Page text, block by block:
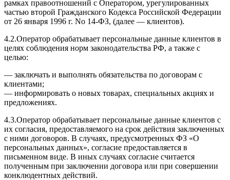
рамках правоотношений с Оператором, урегулированных
частью второй Гражданского Кодекса Российской Федерации
от 26 января 1996 г. No 14-ФЗ, (далее — клиентов).
4.2.Оператор обрабатывает персональные данные клиентов в
целях соблюдения норм законодательства РФ, а также с
целью:
— заключать и выполнять обязательства по договорам с
клиентами;
— информировать о новых товарах, специальных акциях и
предложениях.
4.3.Оператор обрабатывает персональные данные клиентов с
их согласия, предоставляемого на срок действия заключенных
с ними договоров. В случаях, предусмотренных ФЗ «О
персональных данных», согласие предоставляется в
письменном виде. В иных случаях согласие считается
полученным при заключении договора или при совершении
конклюдентных действий.